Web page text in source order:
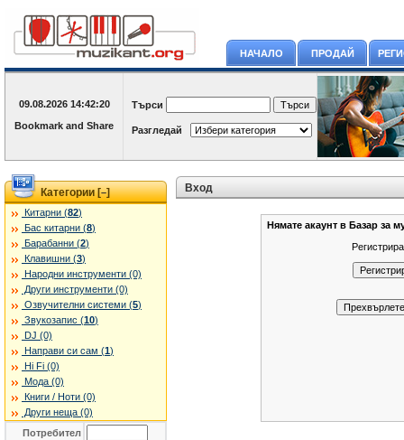
НАЧАЛО ПРОДАЙ
09.08.2026 14:42:20 Търси
Разгледай
Категории [–]
Китарни (82)
Бас китарни (8)
Барабанни (2)
Клавишни (3)
Народни инструменти (0)
Други инструменти (0)
Озвучителни системи (5)
Звукозапис (10)
DJ (0)
Направи си сам (1)
Hi Fi (0)
Мода (0)
Книги / Ноти (0)
Други неща (0)
Потребител
Вход
Нямате акаунт в Базар за